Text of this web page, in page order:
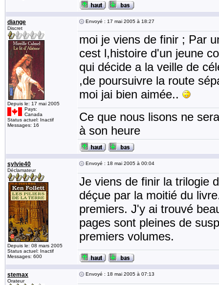
diange
Discret
Depuis le: 17 mai 2005
Pays:
Canada
Status actuel: Inactif
Messages: 16
Envoyé : 17 mai 2005 à 18:27
moi je viens de finir ;
cest l,histoire d'un jeune
qui décide a la veille de
,de poursuivre la route
moi jai bien aimée..
Ce que nous lisons ne
à son heure
sylvie40
Déclamateur
Depuis le: 08 mars 2005
Status actuel: Inactif
Messages: 600
Envoyé : 18 mai 2005 à 00:04
Je viens de finir la trilogie
déçue par la moitié du
premiers. J'y ai trouvé
pages sont pleines de
premiers volumes.
stemax
Orateur
Envoyé : 18 mai 2005 à 07:13